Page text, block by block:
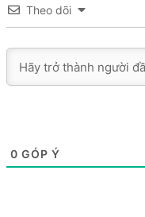
Theo dõi
0 GÓP Ý